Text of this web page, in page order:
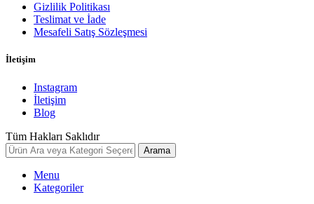
Gizlilik Politikası
Teslimat ve İade
Mesafeli Satış Sözleşmesi
İletişim
Instagram
İletişim
Blog
Tüm Hakları Saklıdır
Arama
Menu
Kategoriler